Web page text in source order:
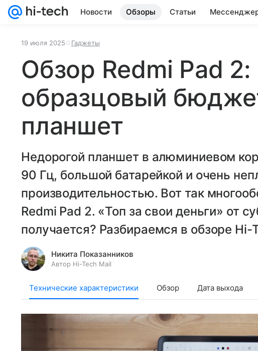
Новости Обзоры Статьи
19 июля 2025 Гаджеты
Обзор Redmi Pad 2:
образцовый
планшет
Недорогой планшет в алюминиевом
90 Гц, большой батарейкой и очень
производительностью. Вот так
Redmi Pad 2. «Топ за свои деньги» от
получается? Разбираемся в обзоре Hi-
Никита Показанников
Автор Hi-Tech Mail
Технические характеристики Обзор Дата выхода